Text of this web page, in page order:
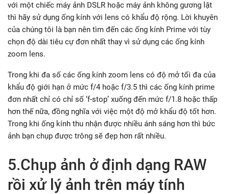
với một chiếc máy ảnh DSLR hoặc máy ảnh không gương lật
thì hãy sử dụng ống kính với lens có khẩu độ rộng. Lời khuyên
của chúng tôi là bạn nên tìm đến các ống kính Prime với tùy
chọn độ dài tiêu cự đơn nhất thay vì sử dụng các ống kính
zoom lens.
Trong khi đa số các ống kính zoom lens có độ mở tối đa của
khẩu độ giới hạn ở mức f/4 hoặc f/3.5 thì các ống kính prime
đơn nhất chỉ có chỉ số ‘f-stop’ xuống đến mức f/1.8 hoặc thấp
hơn thế nữa, đồng nghĩa với việc một độ mở khẩu độ tốt hơn.
Trong khi ống kính thu nhận được nhiều ánh sáng hơn thì bức
ảnh bạn chụp được trông sẽ đẹp hơn rất nhiều.
5.Chụp ảnh ở định dạng RAW
rồi xử lý ảnh trên máy tính